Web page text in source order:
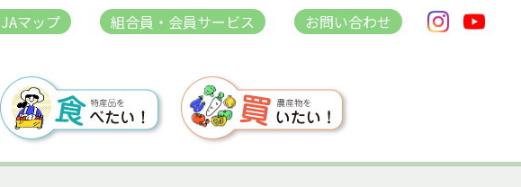
マップ 組合員・会員サービス お問い合わせ